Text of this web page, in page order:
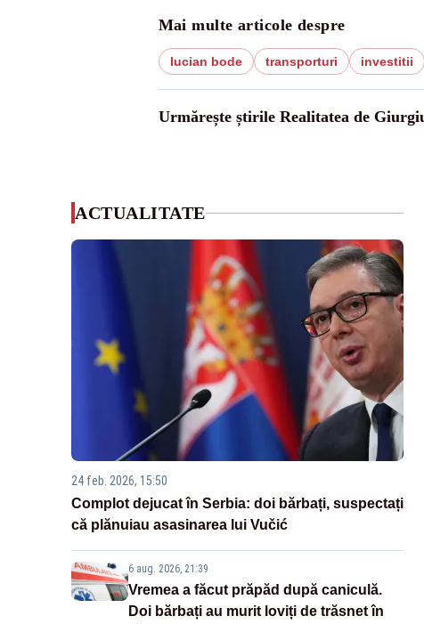
Mai multe articole despre
lucian bode transporturi investitii
Urmărește știrile Realitatea de
ACTUALITATE
24 feb. 2026, 15:50
Complot dejucat în Serbia: doi bărbați, suspectați
că plănuiau asasinarea lui Vučić
6 aug. 2026, 21:39
Vremea a făcut prăpăd după caniculă.
Doi bărbați au murit loviți de trăsnet în